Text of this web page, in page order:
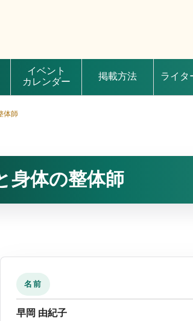
イベント
カレンダー
掲載方法 ライタ
体師
身体の整体師
名前
早岡 由紀子